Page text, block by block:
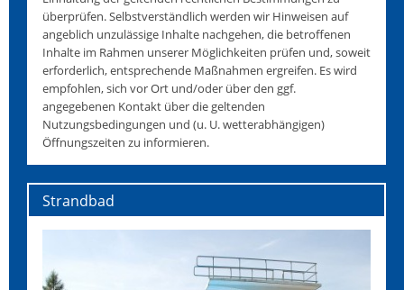
überprüfen. Selbstverständlich werden wir Hinweisen auf
angeblich unzulässige Inhalte nachgehen, die betroffenen
Inhalte im Rahmen unserer Möglichkeiten prüfen und, soweit
erforderlich, entsprechende Maßnahmen ergreifen. Es wird
empfohlen, sich vor Ort und/oder über den ggf.
angegebenen Kontakt über die geltenden
Nutzungsbedingungen und (u. U. wetterabhängigen)
Öffnungszeiten zu informieren.
Strandbad